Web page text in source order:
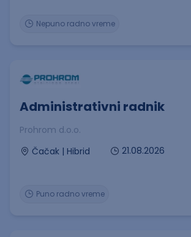
Nepuno radno vreme
Administrativni radnik
Prohrom d.o.o.
Čačak | Hibrid
21.08.2026
Puno radno vreme